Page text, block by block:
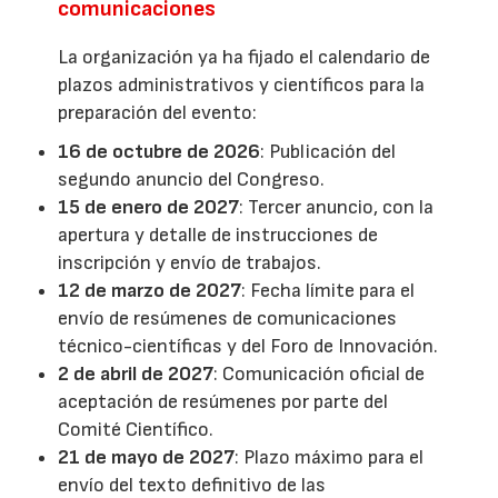
comunicaciones
La organización ya ha fijado el calendario de
plazos administrativos y científicos para la
preparación del evento:
16 de octubre de 2026: Publicación del
segundo anuncio del Congreso.
15 de enero de 2027: Tercer anuncio, con la
apertura y detalle de instrucciones de
inscripción y envío de trabajos.
12 de marzo de 2027: Fecha límite para el
envío de resúmenes de comunicaciones
técnico-científicas y del Foro de Innovación.
2 de abril de 2027: Comunicación oficial de
aceptación de resúmenes por parte del
Comité Científico.
21 de mayo de 2027: Plazo máximo para el
envío del texto definitivo de las